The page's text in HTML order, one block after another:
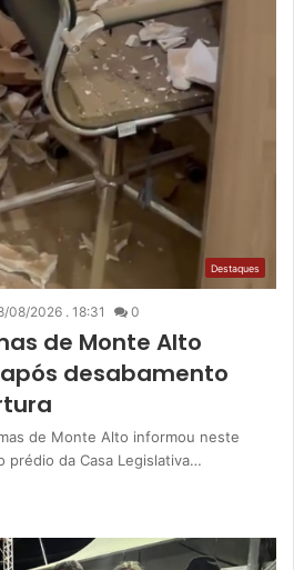
Destaques
08/2026 . 18:31 0
de Monte Alto
desabamento
de Monte Alto informou neste
prédio da Casa Legislativa…